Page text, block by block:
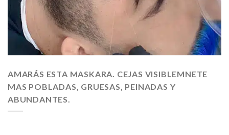
AMARÁS ESTA MASKARA. CEJAS VISIBLEMNETE
MAS POBLADAS, GRUESAS, PEINADAS Y
ABUNDANTES.